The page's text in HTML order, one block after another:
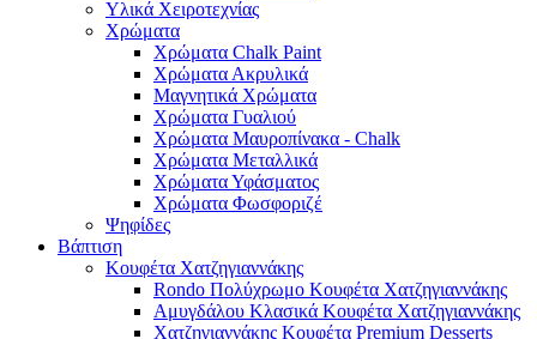
Υλικά Χειροτεχνίας
Χρώματα
Χρώματα Chalk Paint
Χρώματα Ακρυλικά
Μαγνητικά Χρώματα
Χρώματα Γυαλιού
Χρώματα Μαυροπίνακα - Chalk
Χρώματα Μεταλλικά
Χρώματα Υφάσματος
Χρώματα Φωσφοριζέ
Ψηφίδες
Βάπτιση
Κουφέτα Χατζηγιαννάκης
Rondo Πολύχρωμο Κουφέτα Χατζηγιαννάκης
Αμυγδάλου Κλασικά Κουφέτα Χατζηγιαννάκης
Χατζηγιαννάκης Κουφέτα Premium Desserts